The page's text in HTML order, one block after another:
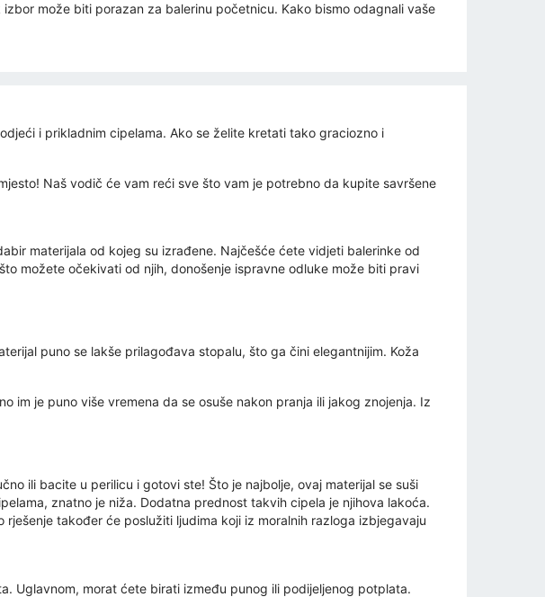
može biti porazan za balerinu početnicu. Kako bismo odagnali vaše
i prikladnim cipelama. Ako se želite kretati tako graciozno i
Naš vodič će vam reći sve što vam je potrebno da kupite savršene
materijala od kojeg su izrađene. Najčešće ćete vidjeti balerinke od
možete očekivati ​​od njih, donošenje ispravne odluke može biti pravi
puno se lakše prilagođava stopalu, što ga čini elegantnijim. Koža
im je puno više vremena da se osuše nakon pranja ili jakog znojenja. Iz
ili bacite u perilicu i gotovi ste! Što je najbolje, ovaj materijal se suši
znatno je niža. Dodatna prednost takvih cipela je njihova lakoća.
također će poslužiti ljudima koji iz moralnih razloga izbjegavaju
Uglavnom, morat ćete birati između punog ili podijeljenog potplata.